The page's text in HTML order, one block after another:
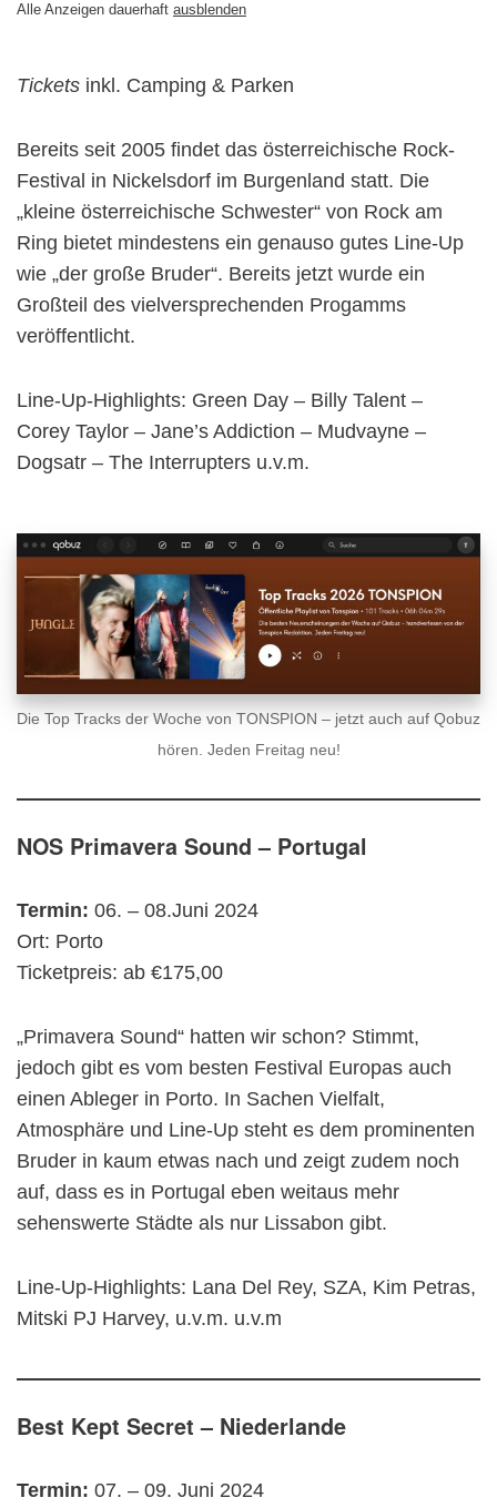
Alle Anzeigen dauerhaft ausblenden
Tickets inkl. Camping & Parken
Bereits seit 2005 findet das österreichische Rock-
Festival in Nickelsdorf im Burgenland statt. Die
„kleine österreichische Schwester“ von Rock am
Ring bietet mindestens ein genauso gutes Line-Up
wie „der große Bruder“. Bereits jetzt wurde ein
Großteil des vielversprechenden Progamms
veröffentlicht.
Line-Up-Highlights: Green Day – Billy Talent –
Corey Taylor – Jane’s Addiction – Mudvayne –
Dogsatr – The Interrupters u.v.m.
Die Top Tracks der Woche von TONSPION – jetzt auch auf Qobuz
hören. Jeden Freitag neu!
NOS Primavera Sound – Portugal
Termin: 06. – 08.Juni 2024
Ort: Porto
Ticketpreis: ab €175,00
„Primavera Sound“ hatten wir schon? Stimmt,
jedoch gibt es vom besten Festival Europas auch
einen Ableger in Porto. In Sachen Vielfalt,
Atmosphäre und Line-Up steht es dem prominenten
Bruder in kaum etwas nach und zeigt zudem noch
auf, dass es in Portugal eben weitaus mehr
sehenswerte Städte als nur Lissabon gibt.
Line-Up-Highlights: Lana Del Rey, SZA, Kim Petras,
Mitski PJ Harvey, u.v.m. u.v.m
Best Kept Secret – Niederlande
Termin: 07. – 09. Juni 2024